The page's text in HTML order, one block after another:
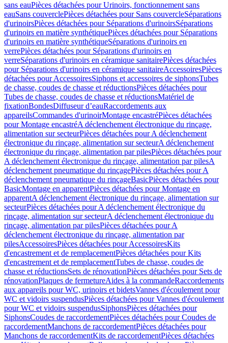
sans eauPièces détachées pour Urinoirs, fonctionnement sans
eauSans couverclePièces détachées pour Sans couvercleSéparations
d'urinoirsPièces détachées pour Séparations d'urinoirsSéparations
d'urinoirs en matière synthétiquePièces détachées pour Séparations
d'urinoirs en matière synthétiqueSéparations d'urinoirs en
verrePièces détachées pour Séparations d'urinoirs en
verreSéparations d'urinoirs en céramique sanitairePièces détachées
pour Séparations d'urinoirs en céramique sanitaireAccessoiresPièces
détachées pour AccessoiresSiphons et accessoires de siphonsTubes
de chasse, coudes de chasse et réductionsPièces détachées pour
Tubes de chasse, coudes de chasse et réductionsMatériel de
fixationBondesDiffuseur d’eauRaccordements aux
appareilsCommandes d'urinoirMontage encastréPièces détachées
pour Montage encastréA déclenchement électronique du rinçage,
alimentation sur secteurPièces détachées pour A déclenchement
électronique du rinçage, alimentation sur secteurA déclenchement
électronique du rinçage, alimentation par pilesPièces détachées pour
A déclenchement électronique du rinçage, alimentation par pilesA
déclenchement pneumatique du rinçagePièces détachées pour A
déclenchement pneumatique du rinçageBasicPièces détachées pour
BasicMontage en apparentPièces détachées pour Montage en
apparentA déclenchement électronique du rinçage, alimentation sur
secteurPièces détachées pour A déclenchement électronique du
rinçage, alimentation sur secteurA déclenchement électronique du
rinçage, alimentation par pilesPièces détachées pour A
déclenchement électronique du rinçage, alimentation par
pilesAccessoiresPièces détachées pour AccessoiresKits
d'encastrement et de remplacementPièces détachées pour Kits
d'encastrement et de remplacementTubes de chasse, coudes de
chasse et réductionsSets de rénovationPièces détachées pour Sets de
rénovationPlaques de fermetureAides à la commandeRaccordements
aux appareils pour WC, urinoirs et bidetsVannes d'écoulement pour
WC et vidoirs suspendusPièces détachées pour Vannes d'écoulement
pour WC et vidoirs suspendusSiphonsPièces détachées pour
SiphonsCoudes de raccordementPièces détachées pour Coudes de
raccordementManchons de raccordementPièces détachées pour
Manchons de raccordementKits de raccordementPièces détachées